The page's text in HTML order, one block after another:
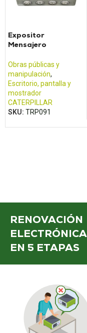
Expositor
Mensajero
2580B019HL
Obras públicas y
manipulación,
Escritorio, pantalla y
mostrador
CATERPILLAR
SKU: TRP091
RENOVACIÓN
ELECTRÓNICA
EN 5 ETAPAS